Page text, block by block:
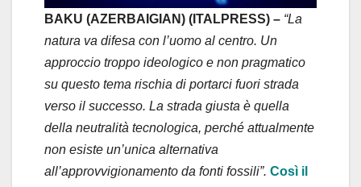
a
y
V
i
d
BAKU (AZERBAIGIAN) (ITALPRESS) – “La
natura va difesa con l’uomo al centro. Un
approccio troppo ideologico e non pragmatico
su questo tema rischia di portarci fuori strada
verso il successo. La strada giusta è quella
della neutralità tecnologica, perché attualmente
non esiste un’unica alternativa
all’approvvigionamento da fonti fossili”. Così il